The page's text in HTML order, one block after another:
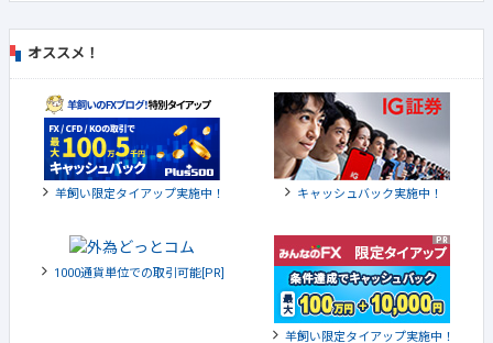
オススメ！
羊飼い限定タイアップ実施中！ キャッシュバック実施中！
1000通貨単位での取引可能[PR]
羊飼い限定タイアップ実施中！